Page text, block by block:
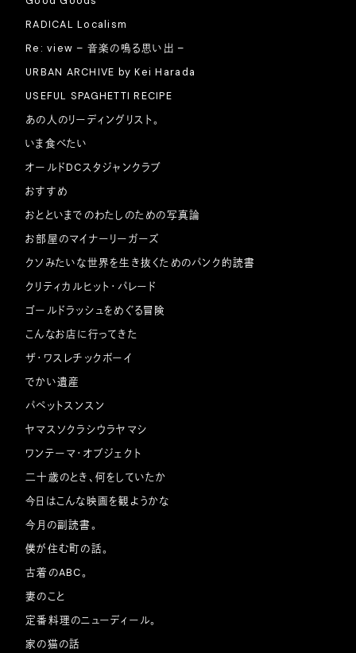
RADICAL Localism
Re: view – 音楽の鳴る思い出 –
URBAN ARCHIVE by Kei Harada
USEFUL SPAGHETTI RECIPE
あの人のリーディングリスト。
いま食べたい
オールドDCスタジャンクラブ
おすすめ
おとといまでのわたしのための写真論
お部屋のマイナーリーガーズ
クソみたいな世界を生き抜くためのパンク的読書
クリティカルヒット・パレード
ゴールドラッシュをめぐる冒険
こんなお店に行ってきた
ザ・ワスレチックボーイ
でかい遺産
パペットスンスン
ヤマスソクラシウラヤマシ
ワンテーマ・オブジェクト
二十歳のとき、何をしていたか
今日はこんな映画を観ようかな
今月の副読書。
僕が住む町の話。
古着のABC。
妻のこと
定番料理のニューディール。
家の猫の話